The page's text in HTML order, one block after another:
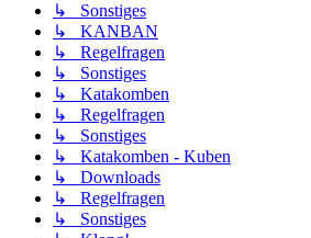
↳ Sonstiges
↳ KANBAN
↳ Regelfragen
↳ Sonstiges
↳ Katakomben
↳ Regelfragen
↳ Sonstiges
↳ Katakomben - Kuben
↳ Downloads
↳ Regelfragen
↳ Sonstiges